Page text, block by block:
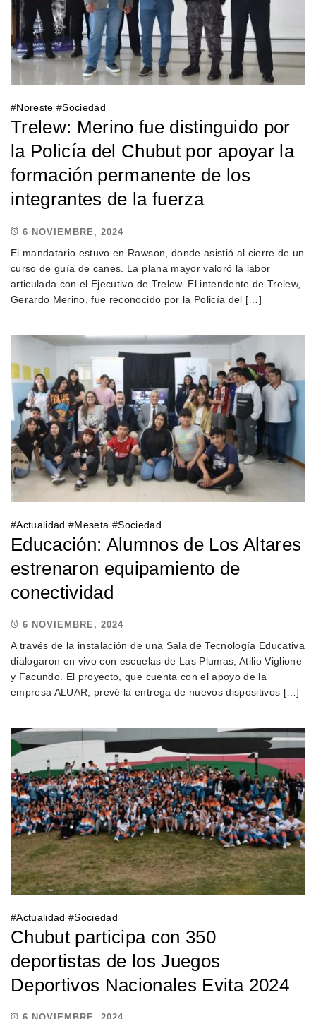
#Noreste #Sociedad
Trelew: Merino fue distinguido por
la Policía del Chubut por apoyar la
formación permanente de los
integrantes de la fuerza
6 NOVIEMBRE, 2024
El mandatario estuvo en Rawson, donde asistió al cierre de un
curso de guía de canes. La plana mayor valoró la labor
articulada con el Ejecutivo de Trelew. El intendente de Trelew,
Gerardo Merino, fue reconocido por la Policía del […]
#Actualidad #Meseta #Sociedad
Educación: Alumnos de Los Altares
estrenaron equipamiento de
conectividad
6 NOVIEMBRE, 2024
A través de la instalación de una Sala de Tecnología Educativa
dialogaron en vivo con escuelas de Las Plumas, Atilio Viglione
y Facundo. El proyecto, que cuenta con el apoyo de la
empresa ALUAR, prevé la entrega de nuevos dispositivos […]
#Actualidad #Sociedad
Chubut participa con 350
deportistas de los Juegos
Deportivos Nacionales Evita 2024